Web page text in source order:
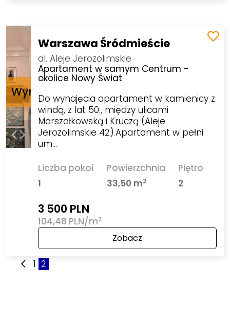
Warszawa Śródmieście
al. Aleje Jerozolimskie
Apartament w samym Centrum -
okolice Nowy Świat
Do wynajęcia apartament w kamienicy z
windą, z lat 50., między ulicami
Marszałkowską i Kruczą (Aleje
Jerozolimskie 42).Apartament w pełni
um…
Liczba pokoi
1
Powierzchnia
33,50 m2
Piętro
2
3 500 PLN
104,48 PLN/m2
Zobacz
1 2